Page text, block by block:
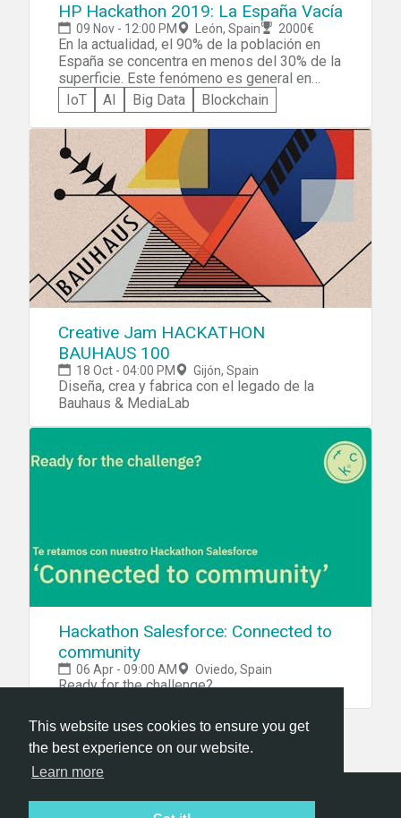
This website uses cookies to ensure you get
the best experience on our website.
Learn more
HP Hackathon 2019: La España Vacía
09 Nov - 12:00 PM León, Spain 2000€
En la actualidad, el 90% de la población en
España se concentra en menos del 30% de la
superficie. Este fenómeno es general en
Europa, pero en ningún otro país es tan
acentuado como en España. Aquí, el 62% de
nuestras localidades pierden vecinos, no
sólo los pueblos, sino también las capitales
de provincia. Ante esta situación, en HP
queremos tomar parte activa en el impulso
de una solución que mejore este contexto. La
tecnología no es patrimonio exclusivo de las
ciudades, o de las grandes ciudades, debe
de ser un potenciador de la competitividad
decisivo en el medio rural Inscripción y
bases:
https://hpscds.com/eventos/hackathon/
Telegram 7.300 € en premios!
IoT AI Big Data Blockchain
Creative Jam HACKATHON
BAUHAUS 100
18 Oct - 04:00 PM Gijón, Spain
Diseña, crea y fabrica con el legado de la
Bauhaus & MediaLab
Hackathon Salesforce: Connected to
community
06 Apr - 09:00 AM Oviedo, Spain
Ready for the challenge?
Hackathon.com © 2026